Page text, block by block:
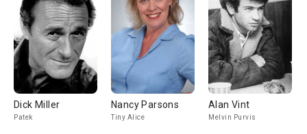
Dick Miller
Patek
Nancy Parsons
Tiny Alice
Alan Vint
Melvin Purvis